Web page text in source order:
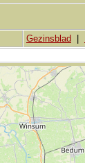
Gezinsblad